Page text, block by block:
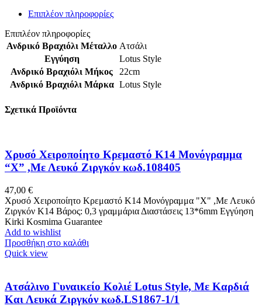
Επιπλέον πληροφορίες
Επιπλέον πληροφορίες
Ανδρικό Βραχιόλι Μέταλλο Ατσάλι
Εγγύηση
Lotus Style
Ανδρικό Βραχιόλι Μήκος
22cm
Ανδρικό Βραχιόλι Μάρκα Lotus Style
Σχετικά Προϊόντα
Χρυσό Xειροποίητο Κρεμαστό K14 Μονόγραμμα
“Χ” ,Με Λευκό Ζιργκόν κωδ.108405
47,00 €
Χρυσό Xειροποίητο Κρεμαστό K14 Μονόγραμμα "Χ" ,Με Λευκό
Ζιργκόν Κ14 Βάρος: 0,3 γραμμάρια Διαστάσεις 13*6mm Εγγύηση
Kirki Kosmima Guarantee
Add to wishlist
Προσθήκη στο καλάθι
Quick view
Ατσάλινο Γυναικείο Κολιέ Lotus Style, Mε Καρδιά
Και Λευκά Ζιργκόν κωδ.LS1867-1/1